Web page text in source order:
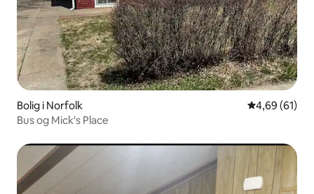
Bolig i Norfolk 4,69 ud af 5 i
4,69 (61)
Bus og Mick's Place